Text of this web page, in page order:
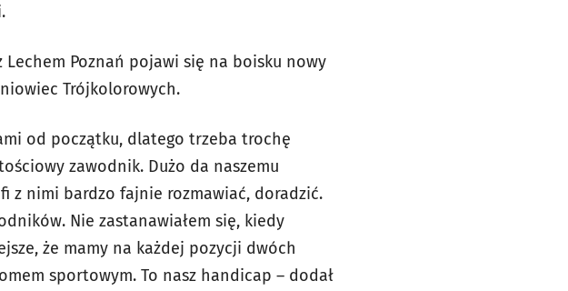
Poznań pojawi się na boisku nowy
Trójkolorowych.
od początku, dlatego trzeba trochę
zawodnik. Dużo da naszemu
z nimi bardzo fajnie rozmawiać, doradzić.
Nie zastanawiałem się, kiedy
że mamy na każdej pozycji dwóch
sportowym. To nasz handicap – dodał